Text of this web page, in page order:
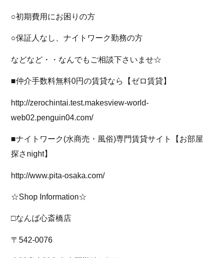
○初期費用にお困りの方
○保証人なし、ナイトワーク勤務の方
などなど・・なんでもご相談下さいませ☆
■仲介手数料無料0円の賃貸なら【ゼロ賃貸】
http://zerochintai.test.makesview-world-
web02.penguin04.com/
■ナイトワーク(水商売・風俗)専門賃貸サイト【お部屋
探さnight】
http://www.pita-osaka.com/
☆Shop Information☆
□なんば心斎橋店
〒542-0076